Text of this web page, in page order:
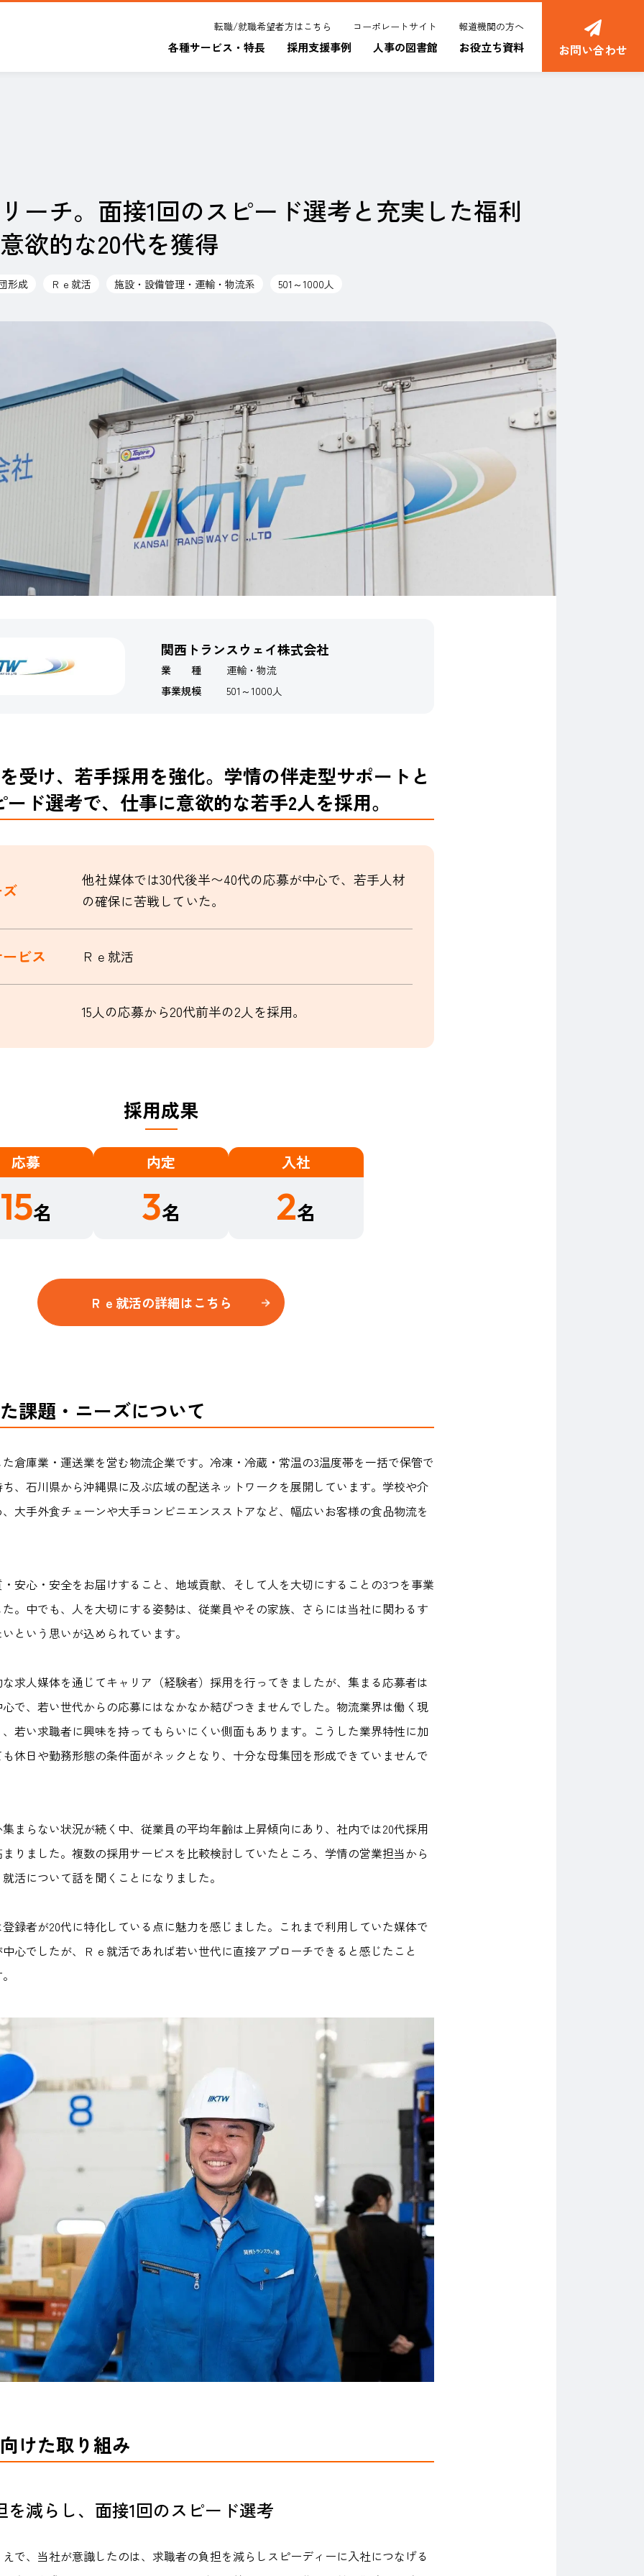
転職/就職希望者方はこちら コーポレートサイト 報道機関の方へ
各種サービス・特長 採用支援事例 人事の図書館 お役立ち資料 お問い合わせ
ーチ。面接1回のスピード選考と充実した福利
欲的な20代を獲得
形成 Ｒｅ就活 施設・設備管理・運輸・物流系 501～1000人
関西トランスウェイ株式会社
業 種
運輸・物流
事業規模
501～1000人
受け、若手採用を強化。学情の伴走型サポートと
ド選考で、仕事に意欲的な若手2人を採用。
他社媒体では30代後半〜40代の応募が中心で、若手人材
の確保に苦戦していた。
ビス Ｒｅ就活
15人の応募から20代前半の2人を採用。
採用成果​
応募
15名
内定
3名
入社
2名
Ｒｅ就活の詳細はこちら
課題・ニーズについて
倉庫業・運送業を営む物流企業です。冷凍・冷蔵・常温の3温度帯を一括で保管で
、石川県から沖縄県に及ぶ広域の配送ネットワークを展開しています。学校や介
大手外食チェーンや大手コンビニエンスストアなど、幅広いお客様の食品物流を
安心・安全をお届けすること、地域貢献、そして人を大切にすることの3つを事業
。中でも、人を大切にする姿勢は、従業員やその家族、さらには当社に関わるす
という思いが込められています。
求人媒体を通じてキャリア（経験者）採用を行ってきましたが、集まる応募者は
で、若い世代からの応募にはなかなか結びつきませんでした。物流業界は働く現
若い求職者に興味を持ってもらいにくい側面もあります。こうした業界特性に加
休日や勤務形態の条件面がネックとなり、十分な母集団を形成できていませんで
まらない状況が続く中、従業員の平均年齢は上昇傾向にあり、社内では20代採用
りました。複数の採用サービスを比較検討していたところ、学情の営業担当から
活について話を聞くことになりました。
録者が20代に特化している点に魅力を感じました。これまで利用していた媒体で
心でしたが、Ｒｅ就活であれば若い世代に直接アプローチできると感じたこと
けた取り組み
減らし、面接1回のスピード選考
で、当社が意識したのは、求職者の負担を減らしスピーディーに入社につなげる